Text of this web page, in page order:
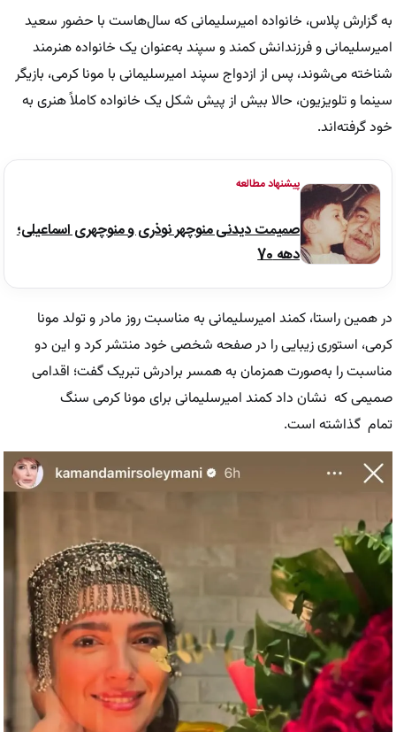
به گزارش پلاس، خانواده امیرسلیمانی که سال‌هاست با حضور سعید
امیرسلیمانی و فرزندانش کمند و سپند به‌عنوان یک خانواده هنرمند
شناخته می‌شوند، پس از ازدواج سپند امیرسلیمانی با مونا کرمی، بازیگر
سینما و تلویزیون، حالا بیش از پیش شکل یک خانواده کاملاً هنری به
خود گرفته‌اند.
پیشنهاد مطالعه
صمیمت دیدنی منوچهر نوذری و منوچهری اسماعیلی؛
دهه 70
در همین راستا، کمند امیرسلیمانی به مناسبت روز مادر و تولد مونا
کرمی، استوری زیبایی را در صفحه شخصی خود منتشر کرد و این دو
مناسبت را به‌صورت همزمان به همسر برادرش تبریک گفت؛ اقدامی
صمیمی که نشان داد کمند امیرسلیمانی برای مونا کرمی سنگ
تمام گذاشته است.